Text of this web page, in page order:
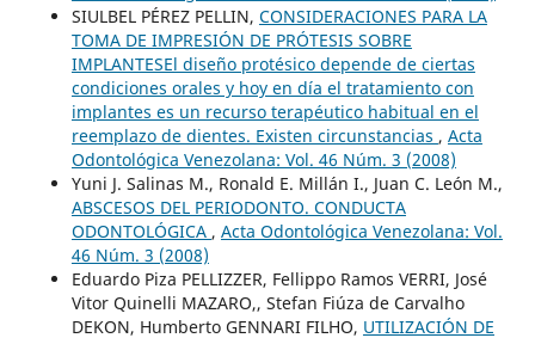
SIULBEL PÉREZ PELLIN, CONSIDERACIONES PARA LA
TOMA DE IMPRESIÓN DE PRÓTESIS SOBRE
IMPLANTESEl diseño protésico depende de ciertas
condiciones orales y hoy en día el tratamiento con
implantes es un recurso terapéutico habitual en el
reemplazo de dientes. Existen circunstancias , Acta
Odontológica Venezolana: Vol. 46 Núm. 3 (2008)
Yuni J. Salinas M., Ronald E. Millán I., Juan C. León M.,
ABSCESOS DEL PERIODONTO. CONDUCTA
ODONTOLÓGICA , Acta Odontológica Venezolana: Vol.
46 Núm. 3 (2008)
Eduardo Piza PELLIZZER, Fellippo Ramos VERRI, José
Vitor Quinelli MAZARO,, Stefan Fiúza de Carvalho
DEKON, Humberto GENNARI FILHO, UTILIZACIÓN DE